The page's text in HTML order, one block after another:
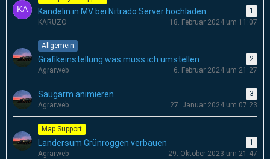
Kandelin in MV bei Nitrado Server hochladen
1
KARUZO
18. Februar 2024 um 11:07
Allgemein
Grafikeinstellung was muss ich umstellen
2
Agrarweb
6. Februar 2024 um 21:27
Saugarm animieren
3
Agrarweb
27. Januar 2024 um 07:23
Map Support
Landersum Grünroggen verbauen
1
Agrarweb
29. Oktober 2023 um 21:47